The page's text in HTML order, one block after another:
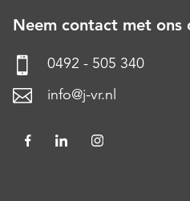
Neem contact met ons
0492 - 505 340
info@j-vr.nl